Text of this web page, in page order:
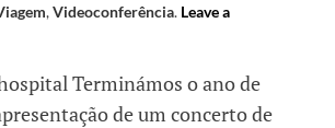
,Videoconferência. Leave a
Terminámos o ano de
de um concerto de